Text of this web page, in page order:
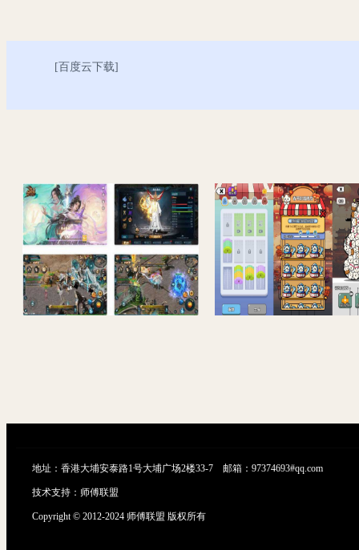
[ 百度云下载]
地址：香港大埔安泰路1号大埔广场2楼33-7 邮箱：97374693#qq.com
技术支持： 师傅联盟
Copyright © 2012-2024 师傅联盟 版权所有